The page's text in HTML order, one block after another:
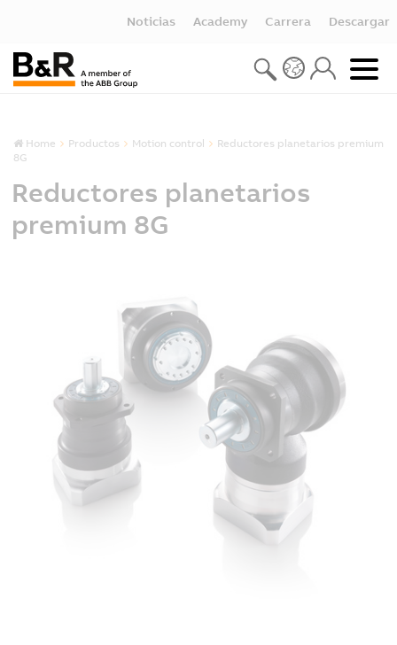
Noticias Academy Carrera Descargar
Home Productos Motion control
Reductores planetarios premium
8G
Reductores planetarios
premium 8G